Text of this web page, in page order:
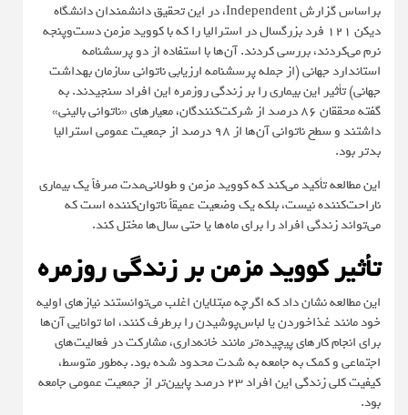
براساس گزارشIndependent، در این تحقیق دانشمندان دانشگاه
دیکن ۱۲۱ فرد بزرگسال در استرالیا را که با کووید مزمن دست‌وپنجه
نرم می‌کردند، بررسی کردند. آن‌ها با استفاده از دو پرسشنامه
استاندارد جهانی (از جمله پرسشنامه ارزیابی ناتوانی سازمان بهداشت
جهانی) تأثیر این بیماری را بر زندگی روزمره این افراد سنجیدند. به
گفته محققان ۸۶ درصد از شرکت‌کنندگان، معیارهای «ناتوانی بالینی»
داشتند و سطح ناتوانی آن‌ها از ۹۸ درصد از جمعیت عمومی استرالیا
بدتر بود.
این مطالعه تأکید می‌کند که کووید مزمن و طولانی‌مدت صرفاً یک بیماری
ناراحت‌کننده نیست، بلکه یک وضعیت عمیقاً ناتوان‌کننده است که
می‌تواند زندگی افراد را برای ماه‌ها یا حتی سال‌ها مختل کند.
تأثیر کووید مزمن بر زندگی روزمره
این مطالعه نشان داد که اگرچه مبتلایان اغلب می‌توانستند نیازهای اولیه
خود مانند غذاخوردن یا لباس‌پوشیدن را برطرف کنند، اما توانایی آن‌ها
برای انجام کارهای پیچیده‌تر مانند خانه‌داری، مشارکت در فعالیت‌های
اجتماعی و کمک به جامعه به شدت محدود شده بود. به‌طور متوسط،
کیفیت کلی زندگی این افراد ۲۳ درصد پایین‌تر از جمعیت عمومی جامعه
بود.